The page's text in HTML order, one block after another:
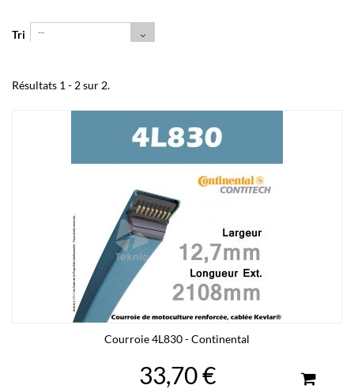
Tri --
Résultats 1 - 2 sur 2.
Courroie 4L830 - Continental
33,70 €